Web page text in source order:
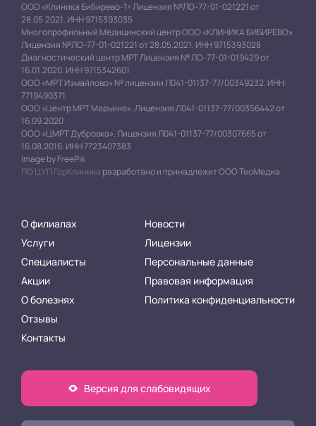
ООО «Клиника Бибирево-1» Лицензия №ЛО-77-01-021221 от
28.05.2021. ИНН 9715393035
Многопрофильный Медицинский центр ООО «КЛИНИКА БИБИРЕВО»
Лицензия №ЛО-77-01-021221 от 28.05.2021. ИНН 9715393028
Диагностический центр МРТ Лицензия № ЛО-77-01-019429 от
16.01.2020. ИНН 9715342601
ООО «МРТ Измайлово» № лицензии Л041-01137-77/00349232. ИНН:
7719490371
ООО «Центр МРТ Марьино». Лицензия Л041-01137-77/00356442 от
16.09.2020
ООО «ЦМРТ Дубровка». Лицензия Л041-01137-77/00307665 от
16.08.2016. ИНН 7723407383
Image by FreePik
ПО ЦУП ГорКлиника разработано и принадлежит ООО ТеоМедиа
О филиалах
Услуги
Специалисты
Акции
О болезнях
Отзывы
Контакты
Новости
Лицензии
Персональные данные
Правовая информация
Политика конфиденциальности
Версия для слабовидящих